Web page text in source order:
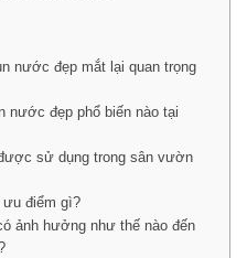
nước đẹp mắt lại quan trọng
nước đẹp phổ biến nào tại
sử dụng trong sân vườn
điểm gì?
ảnh hưởng như thế nào đến